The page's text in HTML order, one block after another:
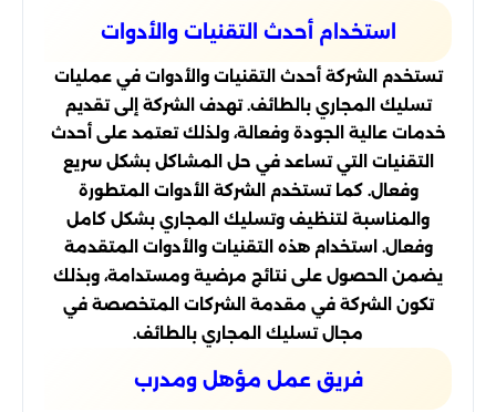
استخدام أحدث التقنيات والأدوات
تستخدم الشركة أحدث التقنيات والأدوات في عمليات
تسليك المجاري بالطائف. تهدف الشركة إلى تقديم
خدمات عالية الجودة وفعالة، ولذلك تعتمد على أحدث
التقنيات التي تساعد في حل المشاكل بشكل سريع
وفعال. كما تستخدم الشركة الأدوات المتطورة
والمناسبة لتنظيف وتسليك المجاري بشكل كامل
وفعال. استخدام هذه التقنيات والأدوات المتقدمة
يضمن الحصول على نتائج مرضية ومستدامة، وبذلك
تكون الشركة في مقدمة الشركات المتخصصة في
مجال تسليك المجاري بالطائف.
فريق عمل مؤهل ومدرب